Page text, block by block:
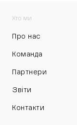
Хто ми
Про нас
Команда
Партнери
Звіти
Контакти